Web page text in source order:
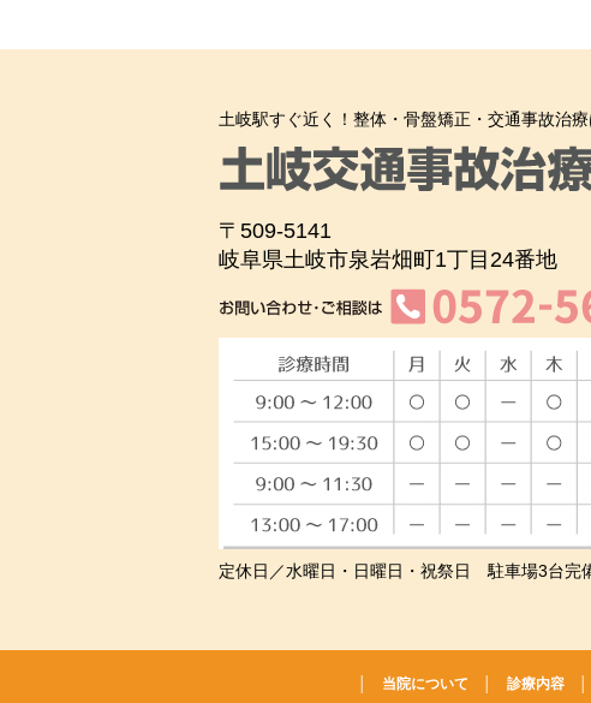
土岐駅すぐ近く！整体・骨盤矯正・交通事故治療
〒509-5141
岐阜県土岐市泉岩畑町1丁目24番地
定休日／水曜日・日曜日・祝祭日 駐車場3台完
当院について 診療内容